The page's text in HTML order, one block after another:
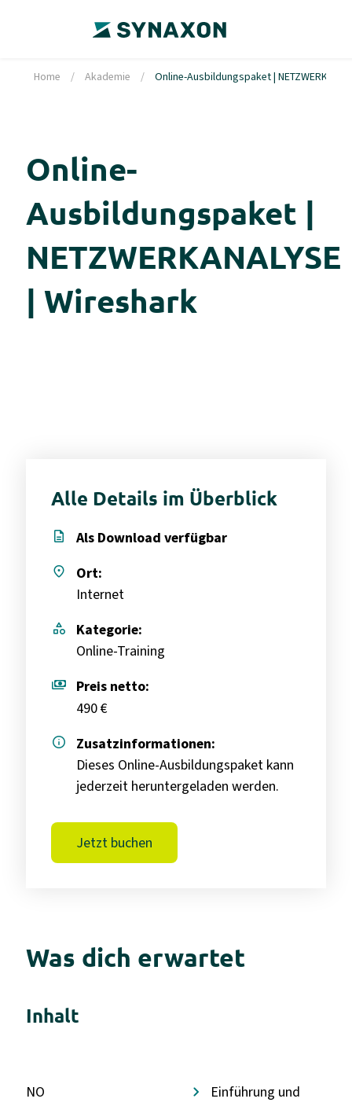
Home / Akademie / Online-Ausbildungspaket |
Online-
Ausbildungspaket |
NETZWERKANALYSE
| Wireshark
Was dich erwartet
Inhalt
NO
Einführung und
Alle Details im Überblick
description
Als Download verfügbar
place
Ort:
Internet
category
Kategorie:
Online-Training
payments Preis netto:
490 €
info
Zusatzinformationen:
Dieses Online-Ausbildungspaket kann
jederzeit heruntergeladen werden.
Jetzt buchen